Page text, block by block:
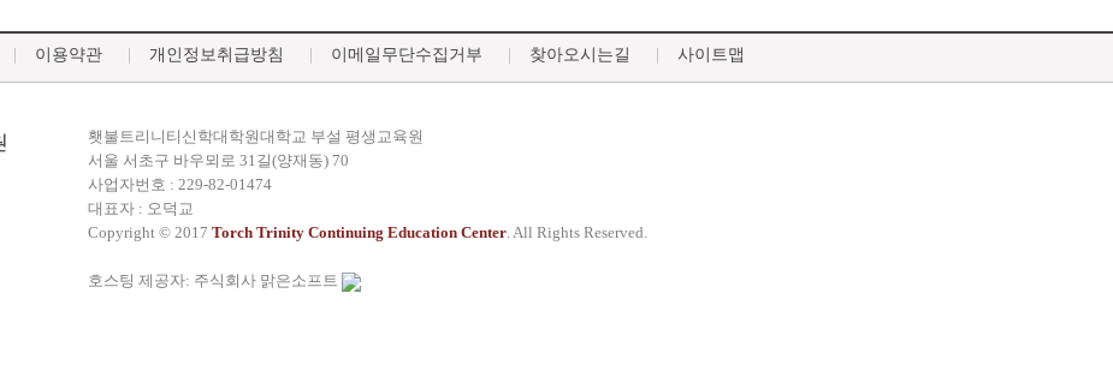
이용약관 개인정보취급방침 이메일무단수집거부 찾아오시는길 사이트맵
횃불트리니티신학대학원대학교 부설 평생교육원
서울 서초구 바우뫼로 31길(양재동) 70
사업자번호 : 229-82-01474
대표자 : 오덕교
Copyright © 2017 Torch Trinity Continuing Education Center. All Rights Reserved.
호스팅 제공자: 주식회사 맑은소프트